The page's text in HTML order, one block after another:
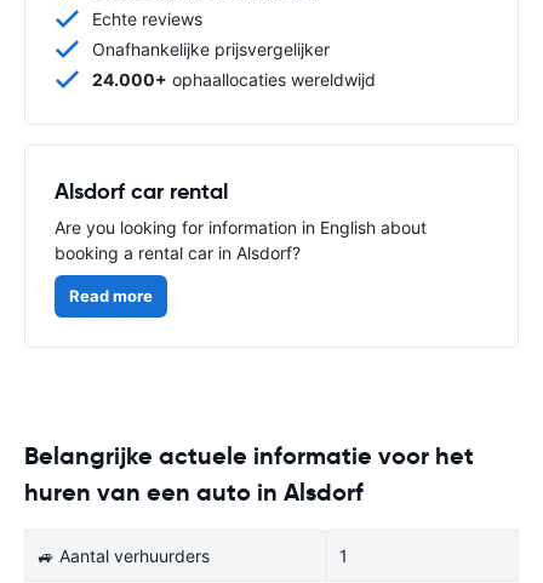
Echte reviews
Onafhankelijke prijsvergelijker
24.000+ ophaallocaties wereldwijd
Alsdorf car rental
Are you looking for information in English about
booking a rental car in Alsdorf?
Read more
Belangrijke actuele informatie voor het
huren van een auto in Alsdorf
🚙 Aantal verhuurders 1